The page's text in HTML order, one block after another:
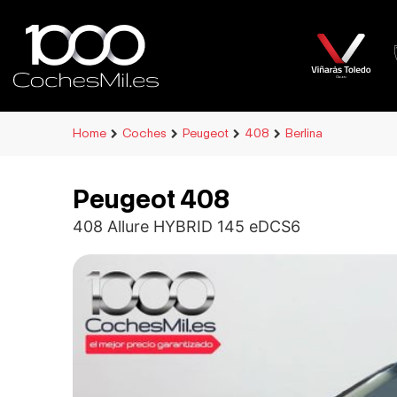
Home Coches Peugeot 408 Berlina
Peugeot 408
408 Allure HYBRID 145 eDCS6